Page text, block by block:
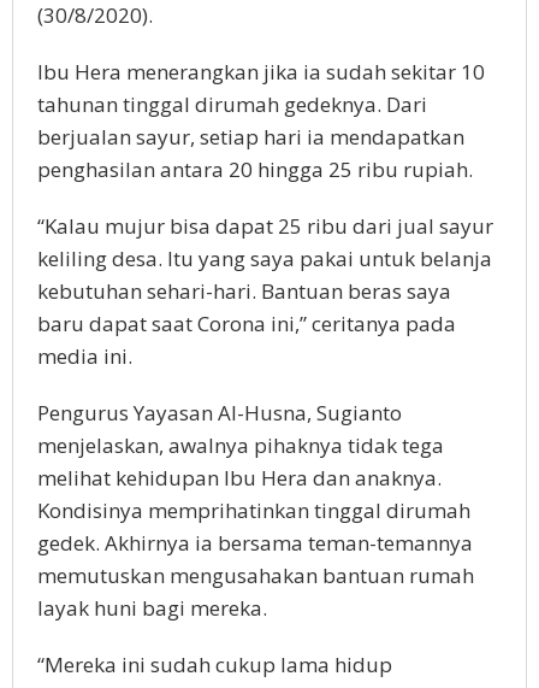
(30/8/2020).
Ibu Hera menerangkan jika ia sudah sekitar 10
tahunan tinggal dirumah gedeknya. Dari
berjualan sayur, setiap hari ia mendapatkan
penghasilan antara 20 hingga 25 ribu rupiah.
“Kalau mujur bisa dapat 25 ribu dari jual sayur
keliling desa. Itu yang saya pakai untuk belanja
kebutuhan sehari-hari. Bantuan beras saya
baru dapat saat Corona ini,” ceritanya pada
media ini.
Pengurus Yayasan Al-Husna, Sugianto
menjelaskan, awalnya pihaknya tidak tega
melihat kehidupan Ibu Hera dan anaknya.
Kondisinya memprihatinkan tinggal dirumah
gedek. Akhirnya ia bersama teman-temannya
memutuskan mengusahakan bantuan rumah
layak huni bagi mereka.
“Mereka ini sudah cukup lama hidup